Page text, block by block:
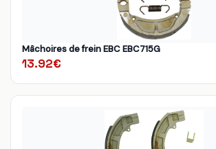
Mâchoires de frein EBC EBC715G
13.92€